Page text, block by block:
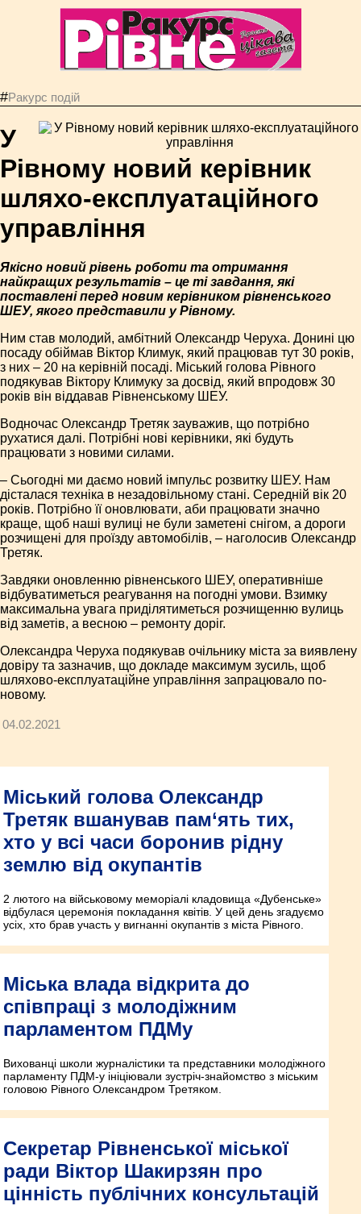
#Ракурс подій
У
Рівному новий керівник
шляхо-експлуатаційного
управління
Якісно новий рівень роботи та отримання
найкращих результатів – це ті завдання, які
поставлені перед новим керівником рівненського
ШЕУ, якого представили у Рівному.
Ним став молодий, амбітний Олександр Черуха. Донині цю
посаду обіймав Віктор Климук, який працював тут 30 років,
з них – 20 на керівній посаді. Міський голова Рівного
подякував Віктору Климуку за досвід, який впродовж 30
років він віддавав Рівненському ШЕУ.
Водночас Олександр Третяк зауважив, що потрібно
рухатися далі. Потрібні нові керівники, які будуть
працювати з новими силами.
– Сьогодні ми даємо новий імпульс розвитку ШЕУ. Нам
дісталася техніка в незадовільному стані. Середній вік 20
років. Потрібно її оновлювати, аби працювати значно
краще, щоб наші вулиці не були заметені снігом, а дороги
розчищені для проїзду автомобілів, – наголосив Олександр
Третяк.
Завдяки оновленню рівненського ШЕУ, оперативніше
відбуватиметься реагування на погодні умови. Взимку
максимальна увага приділятиметься розчищенню вулиць
від заметів, а весною – ремонту доріг.
Олександра Черуха подякував очільнику міста за виявлену
довіру та зазначив, що докладе максимум зусиль, щоб
шляхово-експлуатаційне управління запрацювало по-
новому.
04.02.2021
Міський голова Олександр
Третяк вшанував пам‘ять тих,
хто у всі часи боронив рідну
землю від окупантів
2 лютого на військовому меморіалі кладовища «Дубенське»
відбулася церемонія покладання квітів. У цей день згадуємо
усіх, хто брав участь у вигнанні окупантів з міста Рівного.
Міська влада відкрита до
співпраці з молодіжним
парламентом ПДМу
Вихованці школи журналістики та представники молодіжного
парламенту ПДМ-у ініціювали зустріч-знайомство з міським
головою Рівного Олександром Третяком.
Секретар Рівненської міської
ради Віктор Шакирзян про
цінність публічних консультацій